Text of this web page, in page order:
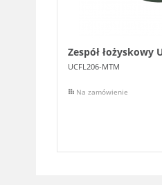
Zespół łożyskowy
UCFL206-MTM
Na zamówienie